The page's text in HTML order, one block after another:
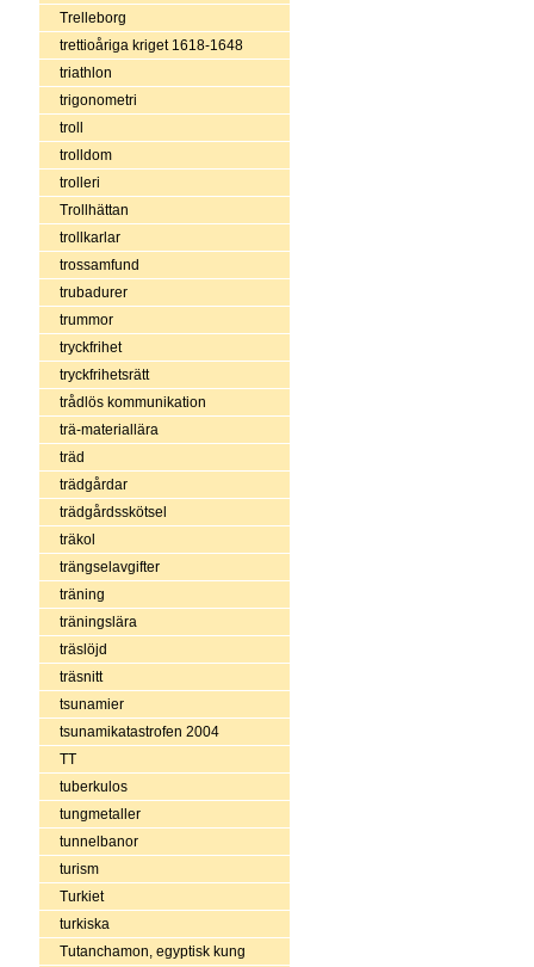
Trelleborg
trettioåriga kriget 1618-1648
triathlon
trigonometri
troll
trolldom
trolleri
Trollhättan
trollkarlar
trossamfund
trubadurer
trummor
tryckfrihet
tryckfrihetsrätt
trådlös kommunikation
trä-materiallära
träd
trädgårdar
trädgårdsskötsel
träkol
trängselavgifter
träning
träningslära
träslöjd
träsnitt
tsunamier
tsunamikatastrofen 2004
TT
tuberkulos
tungmetaller
tunnelbanor
turism
Turkiet
turkiska
Tutanchamon, egyptisk kung